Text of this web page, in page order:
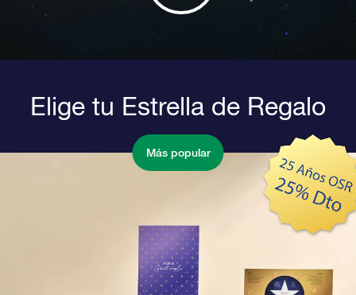
Elige tu Estrella de Regalo
Más popular